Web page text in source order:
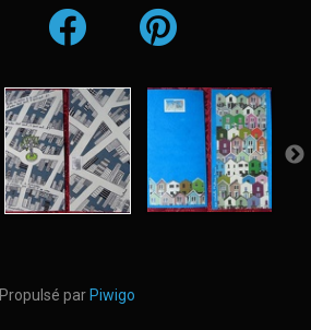
Propulsé par Piwigo